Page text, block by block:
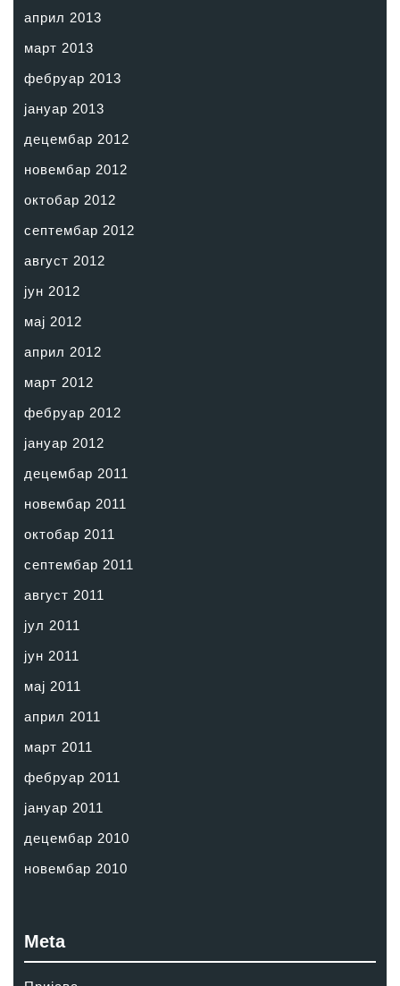
април 2013
март 2013
фебруар 2013
јануар 2013
децембар 2012
новембар 2012
октобар 2012
септембар 2012
август 2012
јун 2012
мај 2012
април 2012
март 2012
фебруар 2012
јануар 2012
децембар 2011
новембар 2011
октобар 2011
септембар 2011
август 2011
јул 2011
јун 2011
мај 2011
април 2011
март 2011
фебруар 2011
јануар 2011
децембар 2010
новембар 2010
Meta